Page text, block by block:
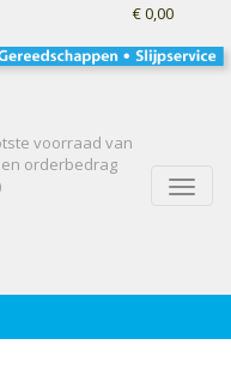
voorraad van
orderbedrag
€ 0,00
Toggle